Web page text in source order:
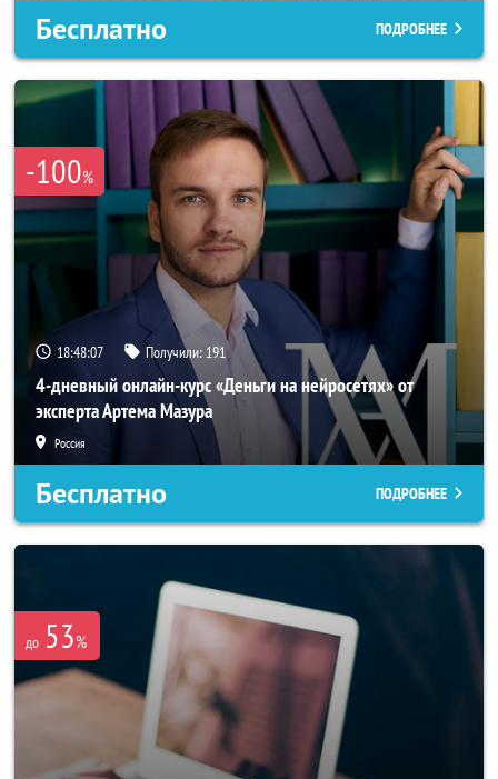
Бесплатно ПОДРОБНЕЕ
-100%
18:48:07 Получили: 191
4-дневный онлайн-курс «Деньги на нейросетях» от
эксперта Артема Мазура
Россия
Бесплатно ПОДРОБНЕЕ
до 53%